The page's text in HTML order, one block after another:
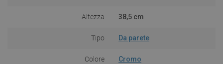
Altezza 38,5 cm
Tipo Da parete
Colore Cromo